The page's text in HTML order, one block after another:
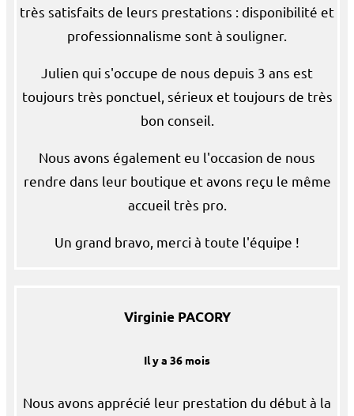
très satisfaits de leurs prestations : disponibilité et
professionnalisme sont à souligner.
Julien qui s'occupe de nous depuis 3 ans est
toujours très ponctuel, sérieux et toujours de très
bon conseil.
Nous avons également eu l'occasion de nous
rendre dans leur boutique et avons reçu le même
accueil très pro.
Un grand bravo, merci à toute l'équipe !
Virginie PACORY
Il y a 36 mois
Nous avons apprécié leur prestation du début à la